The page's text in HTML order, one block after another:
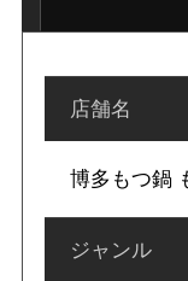
店舗名
博多もつ鍋
ジャンル